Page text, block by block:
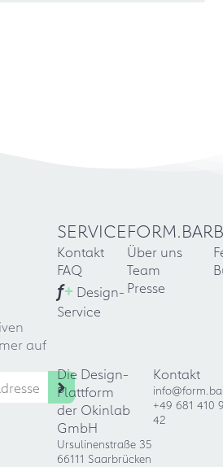
auf
SERVICE
Kontakt
FAQ
f+ Design-
Service
FORM.BAR
Über uns
Team
Presse
Die Design-
Plattform
der Okinlab
GmbH
Ursulinenstraße 35
66111 Saarbrücken
Kontakt
+49 681 410
42